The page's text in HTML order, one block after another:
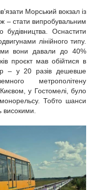
Морський вокзал із
– стати випробувальним
будівництва. Оснастити
лінійного типу.
вони давали до 40%
проєкт мав обійтися в
– у 20 разів дешевше
метрополітену
у Гостомелі, було
Тобто шанси
високими.